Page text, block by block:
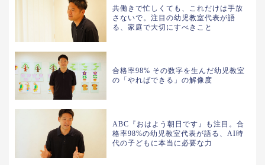
共働きで忙しくても、これだけは手放
さないで。注目の幼児教室代表が語
る、家庭で大切にすべきこと
合格率98% その数字を生んだ幼児教室
の「やればできる」の解像度
ABC『おはよう朝日です』も注目。合
格率98%の幼児教室代表が語る、AI時
代の子どもに本当に必要な力